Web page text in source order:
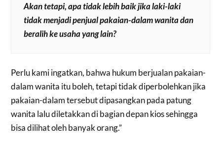
Akan tetapi, apa tidak lebih baik jika laki-laki
tidak menjadi penjual pakaian-dalam wanita dan
beralih ke usaha yang lain?
Perlu kami ingatkan, bahwa hukum berjualan pakaian-
dalam wanita itu boleh, tetapi tidak diperbolehkan jika
pakaian-dalam tersebut dipasangkan pada patung
wanita lalu diletakkan di bagian depan kios sehingga
bisa dilihat oleh banyak orang.”